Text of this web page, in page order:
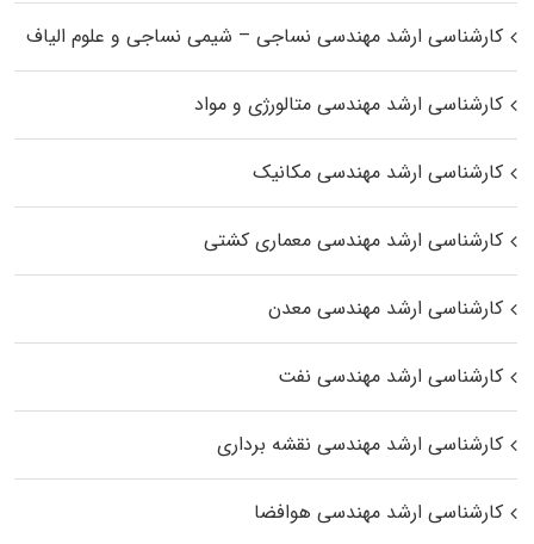
کارشناسی ارشد مهندسی نساجی – شیمی نساجی و علوم الیاف
کارشناسی ارشد مهندسی متالورژی و مواد
کارشناسی ارشد مهندسی مکانیک
کارشناسی ارشد مهندسی معماری کشتی
کارشناسی ارشد مهندسی معدن
کارشناسی ارشد مهندسی نفت
کارشناسی ارشد مهندسی نقشه برداری
کارشناسی ارشد مهندسی هوافضا